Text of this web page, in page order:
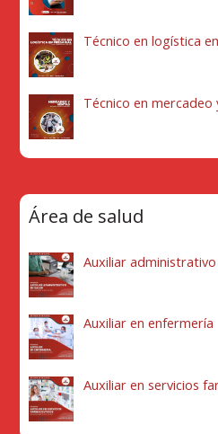
Técnico en logística
Técnico en mercadeo
Área de salud
Auxiliar administrativo
Auxiliar en enfermería
Auxiliar en servicios